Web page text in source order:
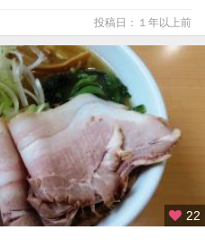
投稿日：１年以上前
22